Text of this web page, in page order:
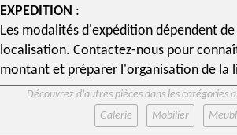
EXPEDITION :
Les modalités d'expédition dépendent
localisation. Contactez-nous pour
montant et préparer l'organisation de la
Découvrez d’autres pièces dans les catégories
Galerie
Mobilier